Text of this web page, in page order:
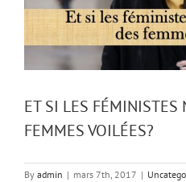
ET SI LES FÉMINISTES
FEMMES VOILÉES?
By admin | mars 7th, 2017 |